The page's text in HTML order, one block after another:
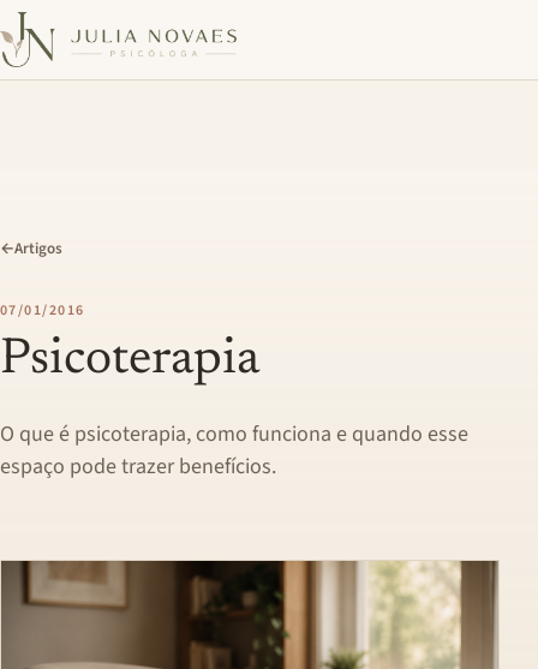
←Artigos
07/01/2016
Psicoterapia
O que é psicoterapia, como funciona e quando esse
espaço pode trazer benefícios.